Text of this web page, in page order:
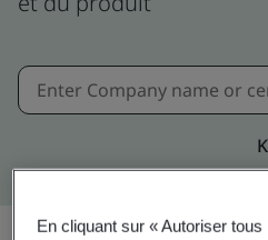
En cliquant sur « Autoriser